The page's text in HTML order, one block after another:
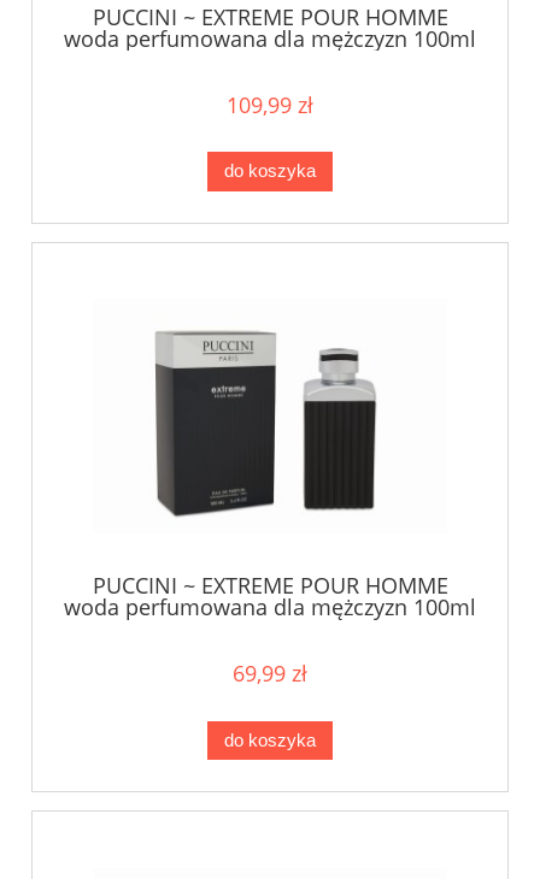
PUCCINI ~ EXTREME POUR HOMME
woda perfumowana dla mężczyzn 100ml
109,99 zł
do koszyka
PUCCINI ~ EXTREME POUR HOMME
woda perfumowana dla mężczyzn 100ml
69,99 zł
do koszyka